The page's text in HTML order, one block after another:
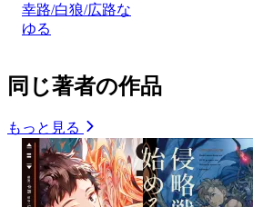
幸路/白狼/広路な
ゆる
同じ著者の作品
もっと見る